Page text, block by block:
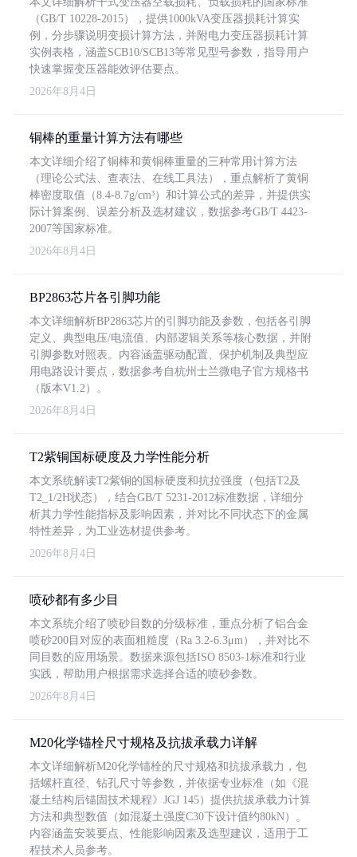
（GB/T 10228-2015），提供1000kVA变压器损耗计算实
例，分步骤说明变损计算方法，并附电力变压器损耗计算
实例表格，涵盖SCB10/SCB13等常见型号参数，指导用户
快速掌握变压器能效评估要点。
2026年8月4日
铜棒的重量计算方法有哪些
本文详细介绍了铜棒和黄铜棒重量的三种常用计算方法
（理论公式法、查表法、在线工具法），重点解析了黄铜
棒密度取值（8.4-8.7g/cm³）和计算公式的差异，并提供实
际计算案例、误差分析及选材建议，数据参考GB/T 4423-
2007等国家标准。
2026年8月4日
BP2863芯片各引脚功能
本文详细解析BP2863芯片的引脚功能及参数，包括各引脚
定义、典型电压/电流值、内部逻辑关系等核心数据，并附
引脚参数对照表。内容涵盖驱动配置、保护机制及典型应
用电路设计要点，数据参考自杭州士兰微电子官方规格书
（版本V1.2）。
2026年8月4日
T2紫铜国标硬度及力学性能分析
本文系统解读T2紫铜的国标硬度和抗拉强度（包括T2及
T2_1/2H状态），结合GB/T 5231-2012标准数据，详细分
析其力学性能指标及影响因素，并对比不同状态下的金属
特性差异，为工业选材提供参考。
2026年8月4日
喷砂都有多少目
本文系统介绍了喷砂目数的分级标准，重点分析了铝合金
喷砂200目对应的表面粗糙度（Ra 3.2-6.3μm），并对比不
同目数的应用场景。数据来源包括ISO 8503-1标准和行业
实践，帮助用户根据需求选择合适的喷砂参数。
2026年8月4日
M20化学锚栓尺寸规格及抗拔承载力详解
本文详细解析M20化学锚栓的尺寸规格和抗拔承载力，包
括螺杆直径、钻孔尺寸等参数，并依据专业标准（如《混
凝土结构后锚固技术规程》JGJ 145）提供抗拔承载力计算
方法和典型数值（如混凝土强度C30下设计值约80kN）。
内容涵盖安装要点、性能影响因素及选型建议，适用于工
程技术人员参考。